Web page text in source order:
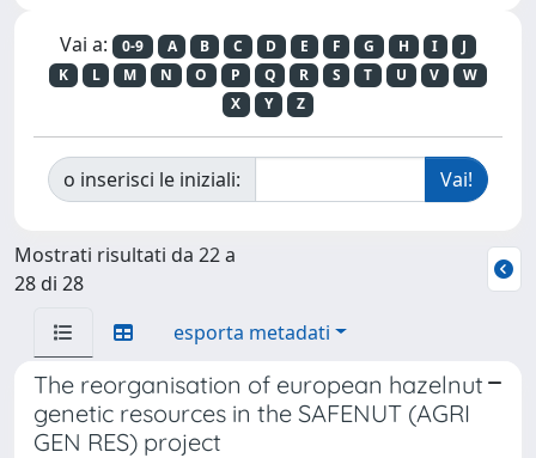
Vai a: 0-9 A B C D E F G H I
J
K
L M N O P Q R S T U V
W
X
Y Z
o inserisci le iniziali:
Mostrati risultati da 22 a
28 di 28
esporta metadati
The reorganisation of european hazelnut
genetic resources in the SAFENUT (AGRI
GEN RES) project